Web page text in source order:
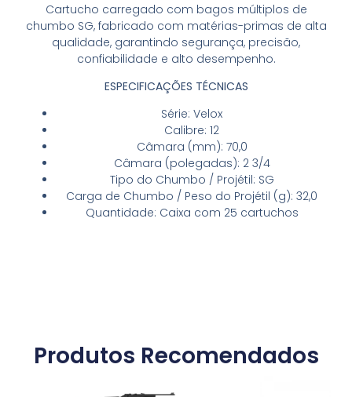
Cartucho carregado com bagos múltiplos de
chumbo SG, fabricado com matérias-primas de alta
qualidade, garantindo segurança, precisão,
confiabilidade e alto desempenho.
ESPECIFICAÇÕES TÉCNICAS
Série: Velox
Calibre: 12
Câmara (mm): 70,0
Câmara (polegadas): 2 3/4
Tipo do Chumbo / Projétil: SG
Carga de Chumbo / Peso do Projétil (g): 32,0
Quantidade: Caixa com 25 cartuchos
Produtos Recomendados